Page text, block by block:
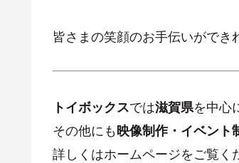
皆さまの笑顔のお手伝いができ
トイボックスでは滋賀県を中心
その他にも映像制作・イベント
詳しくはホームページをご覧く